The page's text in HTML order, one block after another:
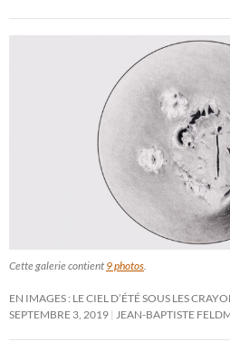
Cette galerie contient 9 photos.
EN IMAGES : LE CIEL D’ÉTÉ SOUS LES
SEPTEMBRE 3, 2019 JEAN-BAPTISTE